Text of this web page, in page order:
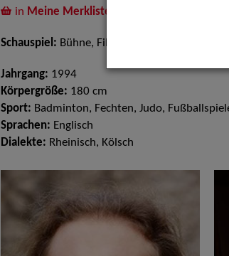
in Meine Merkliste
Schauspiel: Bühne, Film und TV
Jahrgang: 1994
Körpergröße: 180 cm
Sport: Badminton, Fechten, Judo,
Sprachen: Englisch
Dialekte: Rheinisch, Kölsch